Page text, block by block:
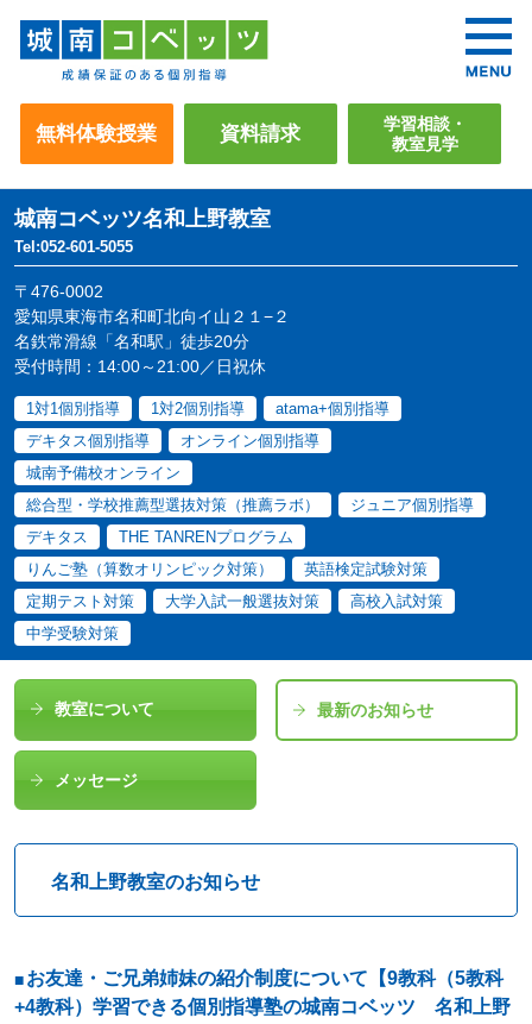
無料体験授業 資料請求
学習相談・
教室見学
城南コベッツ名和上野教室
Tel:052-601-5055
〒476-0002
愛知県東海市名和町北向イ山２１−２
名鉄常滑線「名和駅」徒歩20分
受付時間：14:00～21:00／日祝休
1対1個別指導 1対2個別指導
atama+個別指導
デキタス個別指導
オンライン個別指導
城南予備校オンライン
総合型・学校推薦型選抜対策（推薦ラボ）
ジュニア個別指導
デキタス
THE TANRENプログラム
りんご塾（算数オリンピック対策）
英語検定試験対策
定期テスト対策
大学入試一般選抜対策
高校入試対策
中学受験対策
教室について 最新のお知らせ
メッセージ
名和上野教室のお知らせ
お友達・ご兄弟姉妹の紹介制度について【9教科（5教科
+4教科）学習できる個別指導塾の城南コベッツ 名和上野